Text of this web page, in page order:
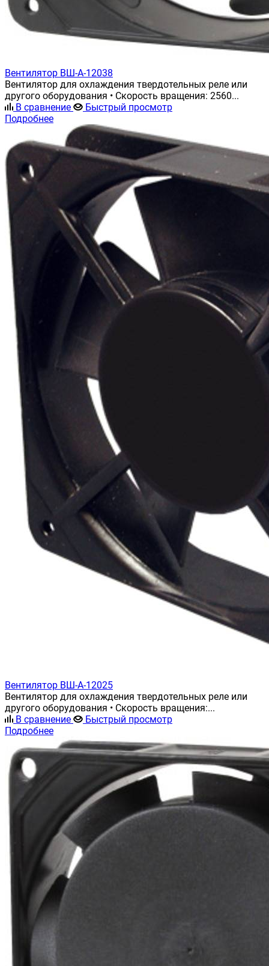
Вентилятор ВШ-А-12038
Вентилятор для охлаждения твердотельных реле или
другого оборудования • Скорость вращения: 2560...
В сравнение
Быстрый просмотр
Подробнее
Вентилятор ВШ-А-12025
Вентилятор для охлаждения твердотельных реле или
другого оборудования • Скорость вращения:...
В сравнение
Быстрый просмотр
Подробнее